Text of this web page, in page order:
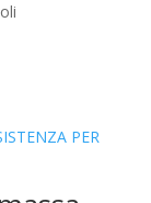
PER